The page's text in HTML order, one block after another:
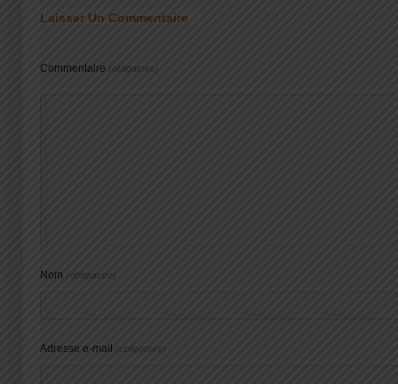
Laisser Un Commentaire
Commentaire (obligatoire)
Nom (obligatoire)
Adresse e-mail (obligatoire)